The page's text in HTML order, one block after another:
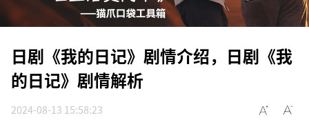
日剧《我的日记》剧情介绍，日剧《我
的日记》剧情解析
2024-08-13 15:58:23